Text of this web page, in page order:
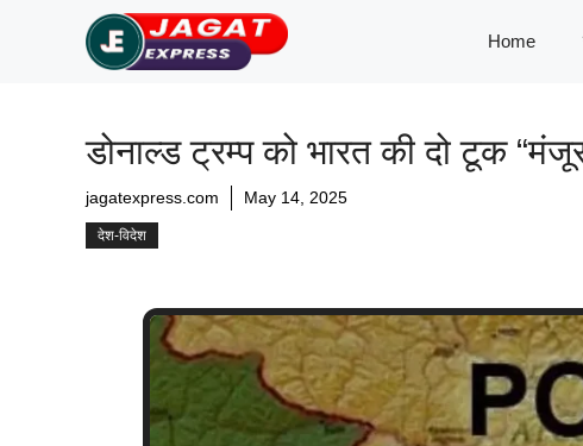
Home
डोनाल्ड ट्रम्प को भारत की दो टूक
jagatexpress.com May 14, 2025
देश-विदेश